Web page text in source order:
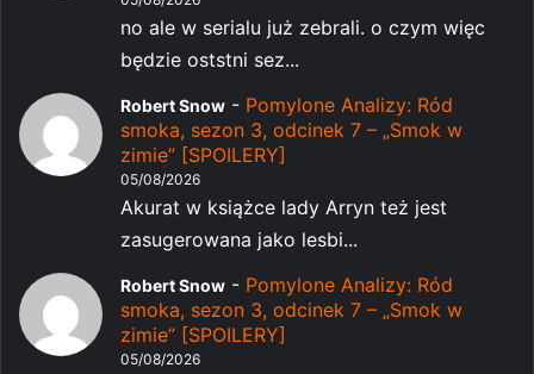
no ale w serialu już zebrali. o czym więc
będzie oststni sez...
Robert Snow - Pomylone Analizy: Ród
smoka, sezon 3, odcinek 7 – „Smok w
zimie” [SPOILERY]
05/08/2026
Akurat w książce lady Arryn też jest
zasugerowana jako lesbi...
Robert Snow - Pomylone Analizy: Ród
smoka, sezon 3, odcinek 7 – „Smok w
zimie” [SPOILERY]
05/08/2026